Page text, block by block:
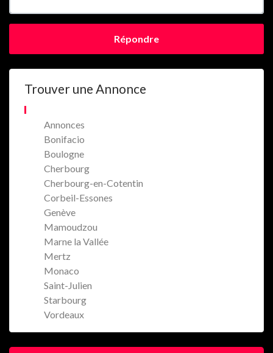
Répondre
Trouver une Annonce
Annonces
Bonifacio
Boulogne
Cherbourg
Cherbourg-en-Cotentin
Corbeil-Essones
Genève
Mamoudzou
Marne la Vallée
Mertz
Monaco
Saint-Julien
Starbourg
Vordeaux